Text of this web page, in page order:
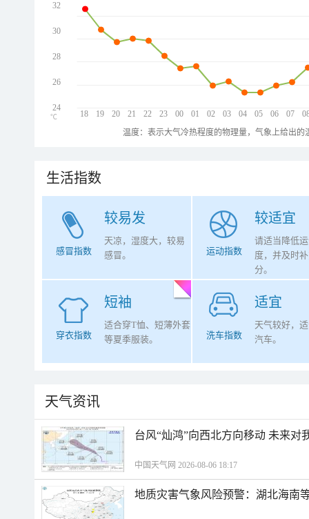
18 19 20 21 22 23 00 01 02 03 04 05 06 07
32
30
28
26
24
℃
温度：表示大气冷热程度的物理量，气象上给出
生活指数
较易发
感冒指数
天凉，湿度大，较易
感冒。
较适宜
运动指数
请适当降低
度，并及时
分。
短袖
穿衣指数
适合穿T恤、短薄外套
等夏季服装。
适宜
洗车指数
天气较好，
汽车。
天气资讯
台风“灿鸿”向西北方向移动 未来对
中国天气网 2026-08-06 18:17
地质灾害气象风险预警：湖北海南